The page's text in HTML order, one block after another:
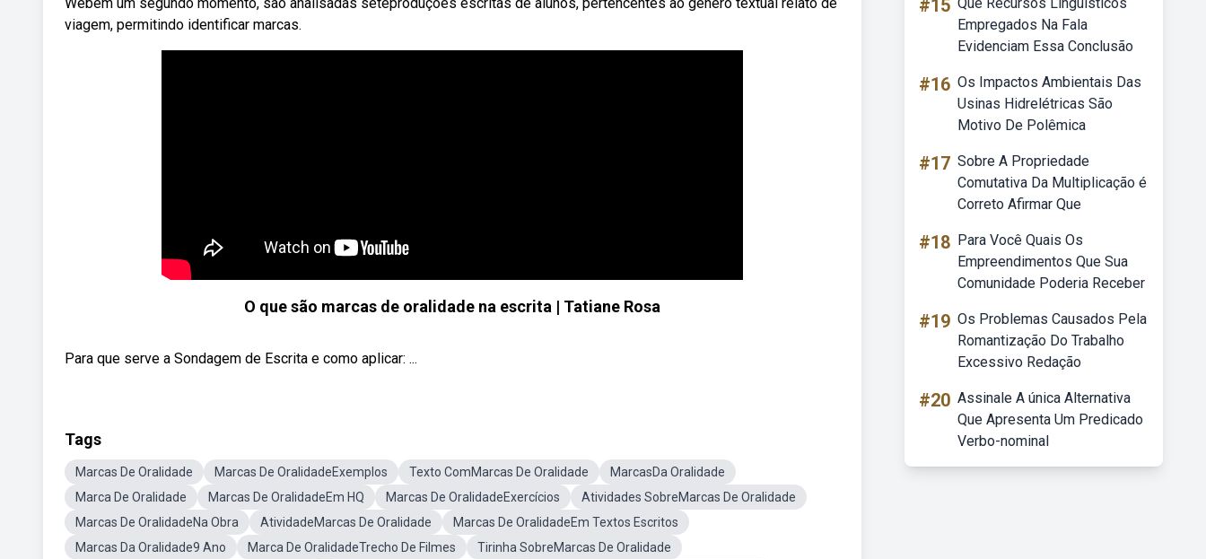
viagem, permitindo identificar marcas.
O que são marcas de oralidade na escrita | Tatiane Rosa
Para que serve a Sondagem de Escrita e como aplicar: ...
Tags
Marcas De Oralidade Marcas De OralidadeExemplos Texto ComMarcas De Oralidade
MarcasDa Oralidade
Marca De Oralidade
Marcas De OralidadeEm HQ Marcas De OralidadeExercícios
Atividades SobreMarcas De Oralidade
Marcas De OralidadeNa Obra
AtividadeMarcas De Oralidade
Marcas De OralidadeEm Textos Escritos
Marcas Da Oralidade9 Ano
Marca De OralidadeTrecho De Filmes
Tirinha SobreMarcas De Oralidade
#15
Empregados Na Fala
Evidenciam Essa Conclusão
#16 Os Impactos Ambientais Das
Usinas Hidrelétricas São
Motivo De Polêmica
#17 Sobre A Propriedade
Comutativa Da Multiplicação é
Correto Afirmar Que
#18 Para Você Quais Os
Empreendimentos Que Sua
Comunidade Poderia Receber
#19 Os Problemas Causados Pela
Romantização Do Trabalho
Excessivo Redação
#20 Assinale A única Alternativa
Que Apresenta Um Predicado
Verbo-nominal